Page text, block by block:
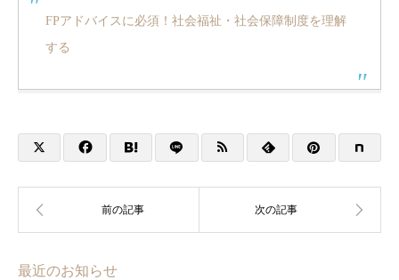
FPアドバイスに必須！社会福祉・社会保障制度を理解
する
最近のお知らせ